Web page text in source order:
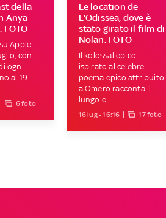
della
Anya
FOTO
Apple
con
ogni
al 19
6 foto
Le location de
L'Odissea, dove è
stato girato il film di
Nolan. FOTO
Il kolossal epico
ispirato al celebre
poema epico attribuito
a Omero racconta il
lungo e...
16 lug - 16:16 17 foto